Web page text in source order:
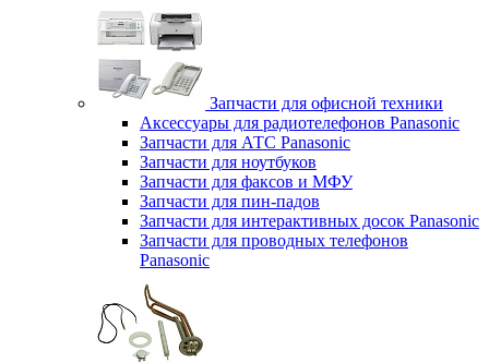
Запчасти для офисной техники
Аксессуары для радиотелефонов Panasonic
Запчасти для АТС Panasonic
Запчасти для ноутбуков
Запчасти для факсов и МФУ
Запчасти для пин-падов
Запчасти для интерактивных досок Panasonic
Запчасти для проводных телефонов
Panasonic